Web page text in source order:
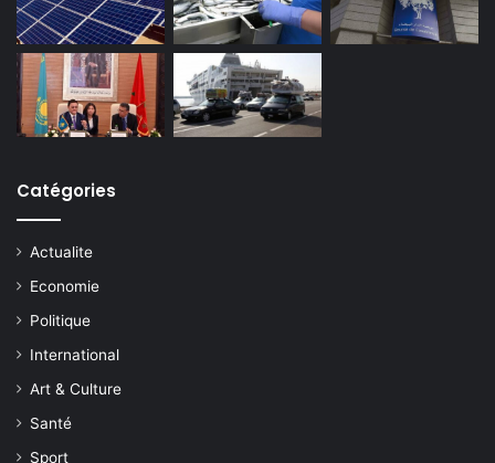
Catégories
Actualite
Economie
Politique
International
Art & Culture
Santé
Sport